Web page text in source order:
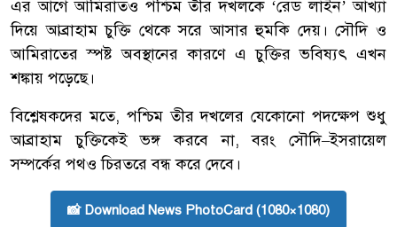
এর আগে আমিরাতও পশ্চিম তীর দখলকে ‘রেড লাইন’ আখ্যা
দিয়ে আব্রাহাম চুক্তি থেকে সরে আসার হুমকি দেয়। সৌদি ও
আমিরাতের স্পষ্ট অবস্থানের কারণে এ চুক্তির ভবিষ্যৎ এখন
শঙ্কায় পড়েছে।
বিশ্লেষকদের মতে, পশ্চিম তীর দখলের যেকোনো পদক্ষেপ শুধু
আব্রাহাম চুক্তিকেই ভঙ্গ করবে না, বরং সৌদি–ইসরায়েল
সম্পর্কের পথও চিরতরে বন্ধ করে দেবে।
📸 Download News PhotoCard (1080×1080)